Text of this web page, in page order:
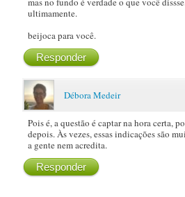
ultimamente.
beijoca para você.
Responder
Débora Medeir
Pois é, a questão é captar na hora certa,
depois. Às vezes, essas indicações são
a gente nem acredita.
Responder